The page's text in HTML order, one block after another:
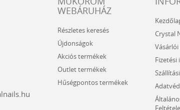
WEBÁRUHÁZ
Részletes keresés
Újdonságok
Akciós termékek
Outlet termékek
Hűségpontos termékek
Crystal
Fizetési